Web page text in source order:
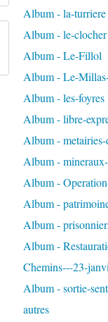
Album - la-turriere
Album - le-clocher
Album - Le-Fillol
Album - Le-
Album - les-foyres
Album - libre-
Album - metairies-
Album -
Album -
Album -
Album -
Album -
Chemins---23-
Album - sortie-
autres